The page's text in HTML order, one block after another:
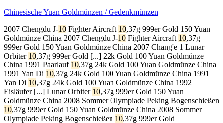
Chinesische Yuan Goldmünzen / Gedenkmünzen
2007 Chengdu J-10 Fighter Aircraft 10,37g 999er Gold 150 Yuan
Goldmünze China 2007 Chengdu J-10 Fighter Aircraft 10,37g
999er Gold 150 Yuan Goldmünze China 2007 Chang'e 1 Lunar
Orbiter 10,37g 999er Gold [...] 22k Gold 100 Yuan Goldmünze
China 1991 Paarlauf 10,37g 24k Gold 100 Yuan Goldmünze China
1991 Yan Di 10,37g 24k Gold 100 Yuan Goldmünze China 1991
Yan Di 10,37g 24k Gold 100 Yuan Goldmünze China 1992
Eisläufer [...] Lunar Orbiter 10,37g 999er Gold 150 Yuan
Goldmünze China 2008 Sommer Olympiade Peking Bogenschießen
10,37g 999er Gold 150 Yuan Goldmünze China 2008 Sommer
Olympiade Peking Bogenschießen 10,37g 999er Gold